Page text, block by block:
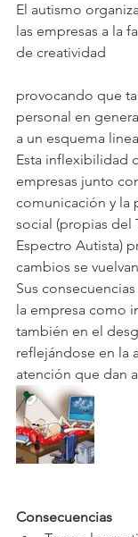
El autismo
las empresas a la
de creatividad
provocando que
personal en
a un esquema
Esta inflexibilidad
empresas junto
comunicación y la
social (propias del
Espectro Autista)
cambios se
Sus
la empresa como
también en el
reflejándose en la
atención que dan
Consecuencias